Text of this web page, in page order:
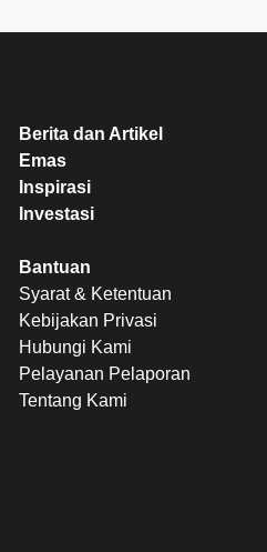
Berita dan Artikel
Emas
Inspirasi
Investasi
Bantuan
Syarat & Ketentuan
Kebijakan Privasi
Hubungi Kami
Pelayanan Pelaporan
Tentang Kami